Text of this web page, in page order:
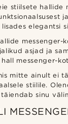
stiilsete
elegantsi
asjad ja
messenger-
mitte ainult ei
stiilile.
sinu